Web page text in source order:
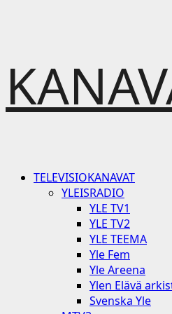
to
content
PrimaryTELEVISIOKANAVAT
YLEISRADIO
YLE TV1
YLE TV2
YLE TEEMA
Yle Fem
Yle Areena
Ylen Elävä
Svenska Yle